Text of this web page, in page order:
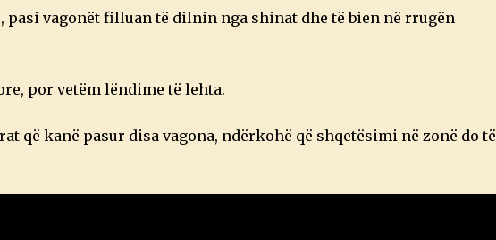
vagonët filluan të dilnin nga shinat dhe të bien në rrugën
por vetëm lëndime të lehta.
që kanë pasur disa vagona, ndërkohë që shqetësimi në zonë do të